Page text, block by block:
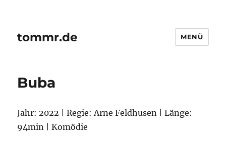
tommr.de MENÜ
Buba
Jahr: 2022 | Regie: Arne Feldhusen | Länge:
94min | Komödie